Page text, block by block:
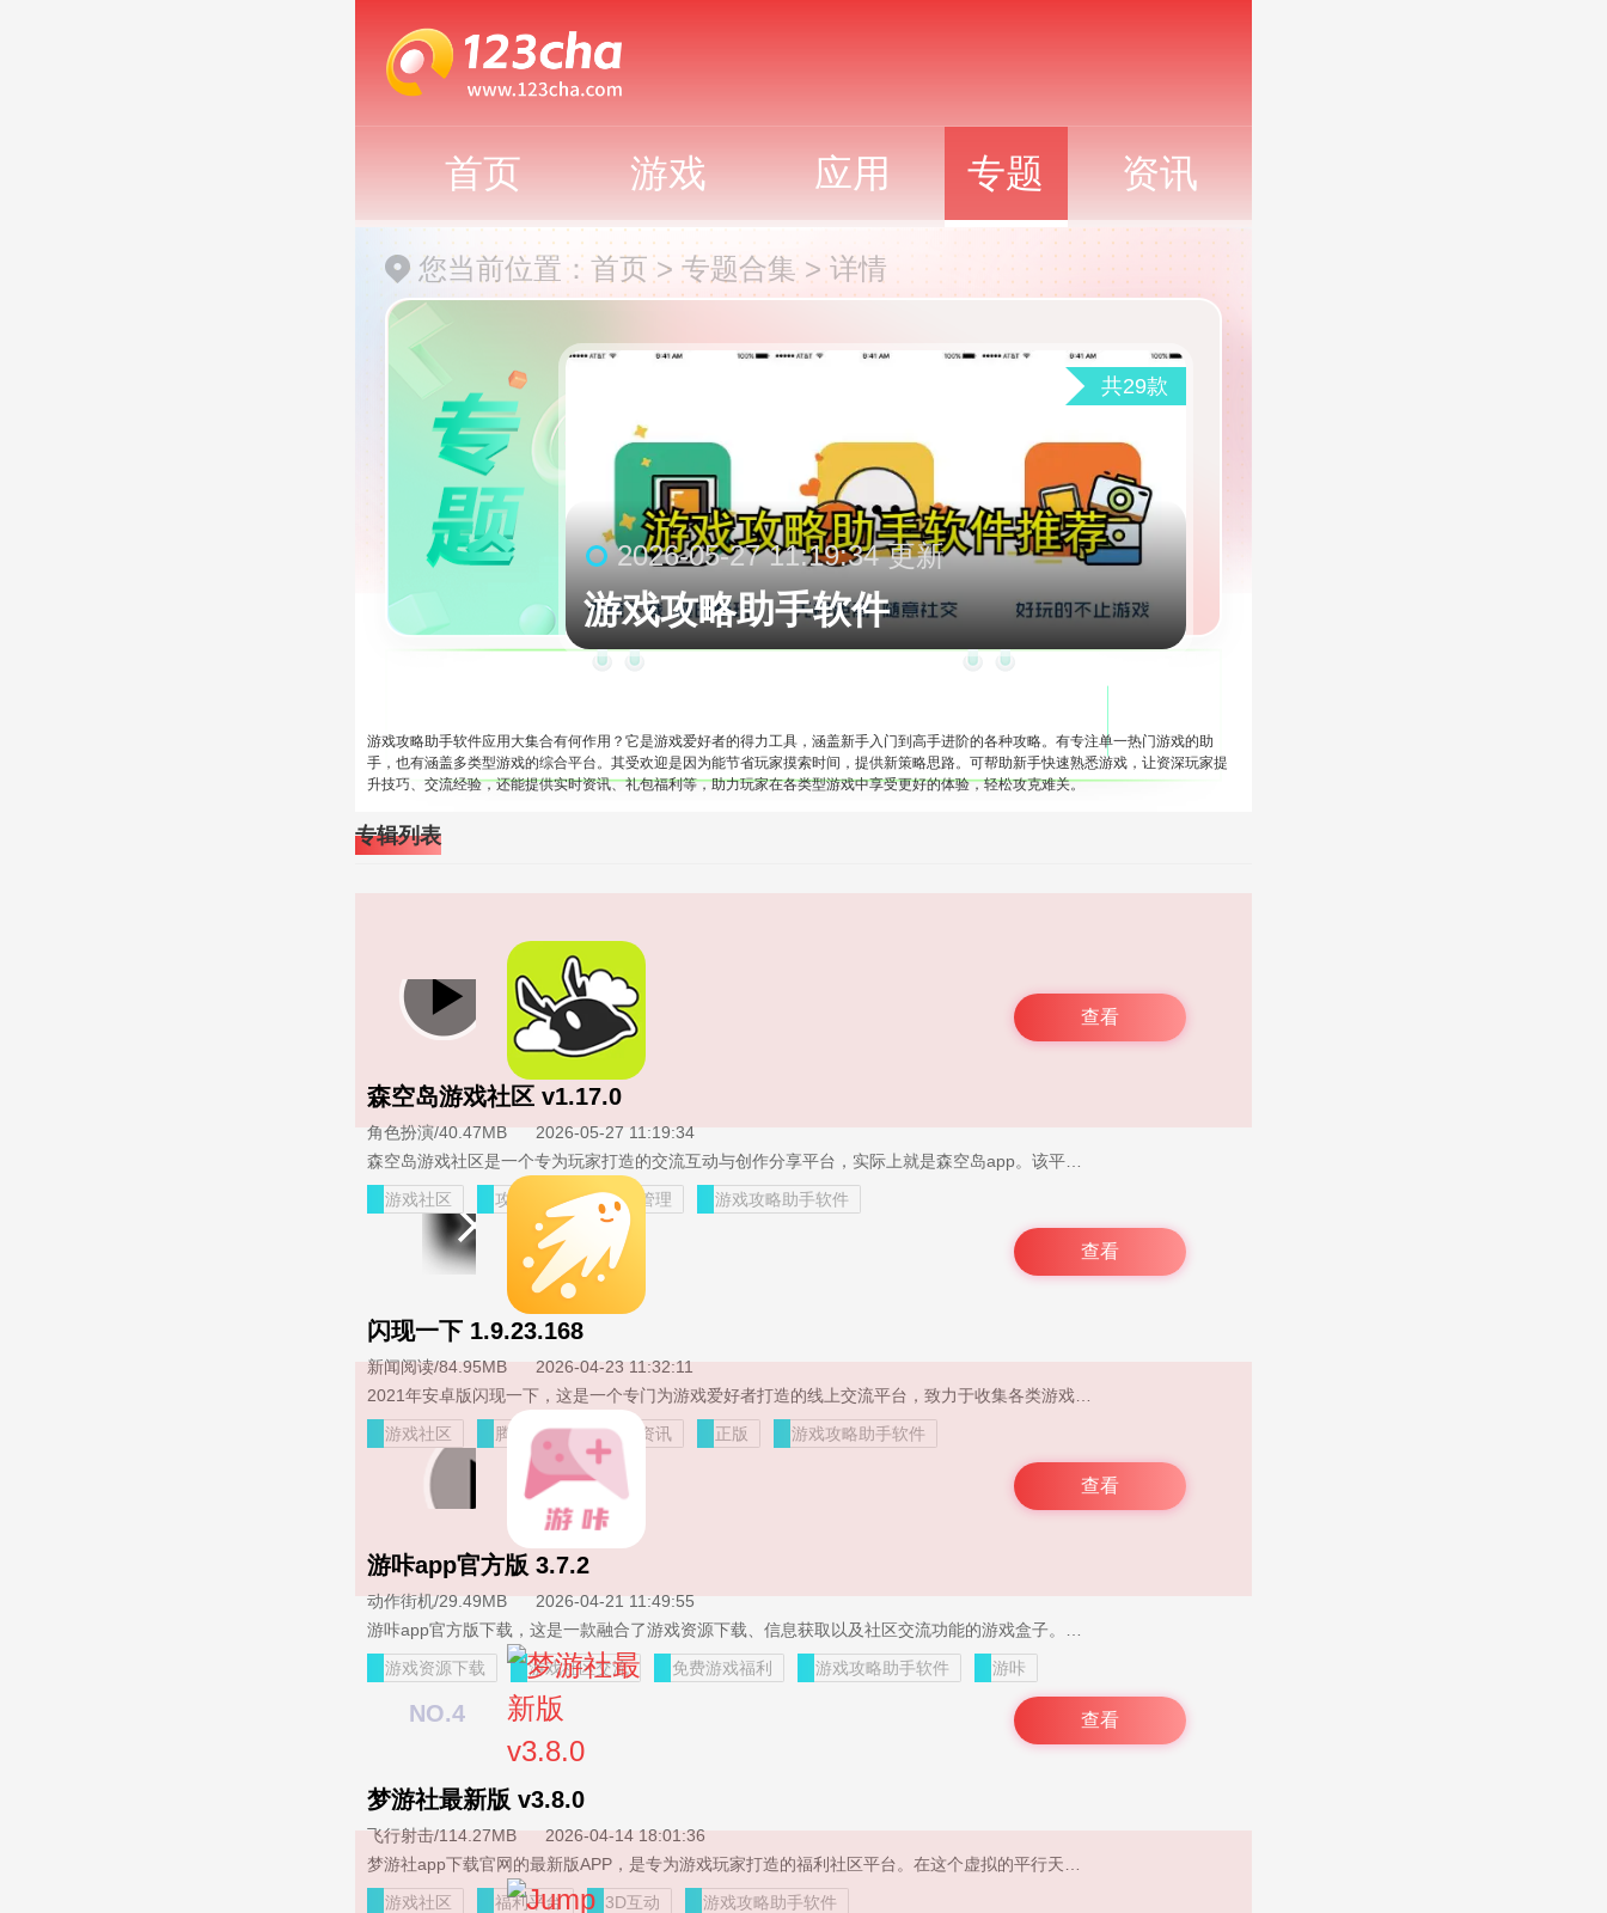
首页 游戏 应用 专题 资讯
您当前位置： 首页> 专题合集>详情
游戏攻略助手软件
2026-05-27 11:19:34 更新
共29款
游戏攻略助手软件应用大集合有何作用？它是游戏爱好者的得力工具，涵盖新手入门到高手进阶的各种攻略。有专注单一热门游戏的助
手，也有涵盖多类型游戏的综合平台。其受欢迎是因为能节省玩家摸索时间，提供新策略思路。可帮助新手快速熟悉游戏，让资深玩家提
升技巧、交流经验，还能提供实时资讯、礼包福利等，助力玩家在各类型游戏中享受更好的体验，轻松攻克难关。
专辑列表
森空岛游戏社区 v1.17.0
角色扮演/40.47MB
2026-05-27 11:19:34
游戏社区
攻略分享 角色管理 游戏攻略助手软件
查看
闪现一下 1.9.23.168
新闻阅读/84.95MB
2026-04-23 11:32:11
游戏社区
腾讯游戏 攻略资讯 正版 游戏攻略助手软件
查看
游咔app官方版 3.7.2
动作街机/29.49MB
2026-04-21 11:49:55
游戏资源下载
游戏社区交流 免费游戏福利 游戏攻略助手软件 游咔
查看
NO.4
梦游社最新版 v3.8.0
飞行射击/114.27MB
2026-04-14 18:01:36
游戏社区
福利平台 3D互动 游戏攻略助手软件
查看